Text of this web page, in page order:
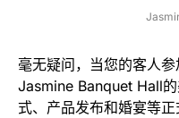
毫无疑问，当您的客人
Jasmine Banquet Hall
式、产品发布和婚宴等